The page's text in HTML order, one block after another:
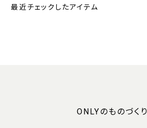
最近チェックしたアイテム
ONLYのものづくり